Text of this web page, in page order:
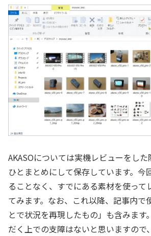
AKASOについては実機レビューをし
ひとまとめにして保存しています。今
ることなく、すでにある素材を使って
てみます。なお、これ以降、記事内で
とで状況を再現したもの」も含みます
だく上での支障はないと思いますので